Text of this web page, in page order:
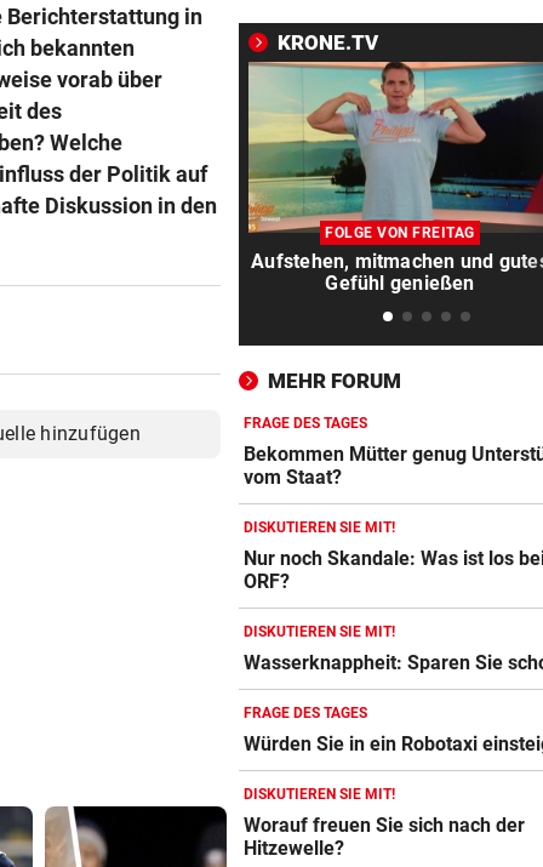
Berichterstattung in
bekannten
vorab über
des
Welche
der Politik auf
Diskussion in den
hinzufügen
Unterstützung vom Staat?
TRAGISCHER UNFALL vor
Kleinkind bei Sturz aus
schwer verletzt
APPELL IM LUXUS-HOTEL vor
Bayern mahnt Konkurrenz:
kann es nicht sein!“
Filmreife Rückkehr des
„Weltmeister-Sprosses“
GEGEN WATTENS
Altachs Massombo kennt
Schlüssel zum Erfolg
URSACHE GEKLÄRT
Zigarettenstummel Grund
Brand in Wohnhaus
CHEF VON VERSICHERUNG:
„Ein kalkulierbares Wetter
nicht mehr“
VORWÜRFE UND TRÄNEN vor
Ex-Weltmeisterin: „Dann
heute gelähmt!“
KRONE.TV
FOLGE VON FREITAG
Aufstehen, mitmachen und
Gefühl genießen
MEHR FORUM
FRAGE DES TAGES
Bekommen Mütter genug
vom Staat?
DISKUTIEREN SIE MIT!
Nur noch Skandale: Was ist los
ORF?
DISKUTIEREN SIE MIT!
Wasserknappheit: Sparen Sie
FRAGE DES TAGES
Würden Sie in ein Robotaxi
DISKUTIEREN SIE MIT!
Worauf freuen Sie sich nach der
Hitzewelle?